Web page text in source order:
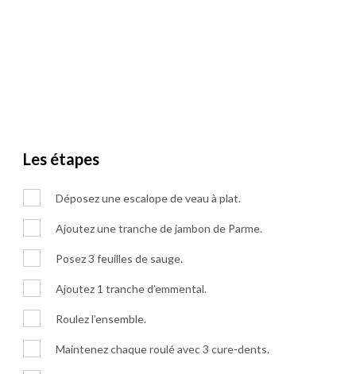
Les étapes
Déposez une escalope de veau à plat.
Ajoutez une tranche de jambon de Parme.
Posez 3 feuilles de sauge.
Ajoutez 1 tranche d’emmental.
Roulez l’ensemble.
Maintenez chaque roulé avec 3 cure-dents.